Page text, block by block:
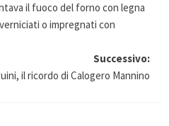
il fuoco del forno con legna
o impregnati con
Successivo:
il ricordo di Calogero Mannino